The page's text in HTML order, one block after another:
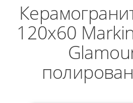
120x60